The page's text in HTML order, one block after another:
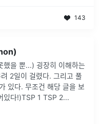
143
했을 뿐...) 굉장히 이해하는
2일이 걸렸다. 그리고 풀
있다. 무조건 해당 글을 보
있다!)TSP 1 TSP 2...